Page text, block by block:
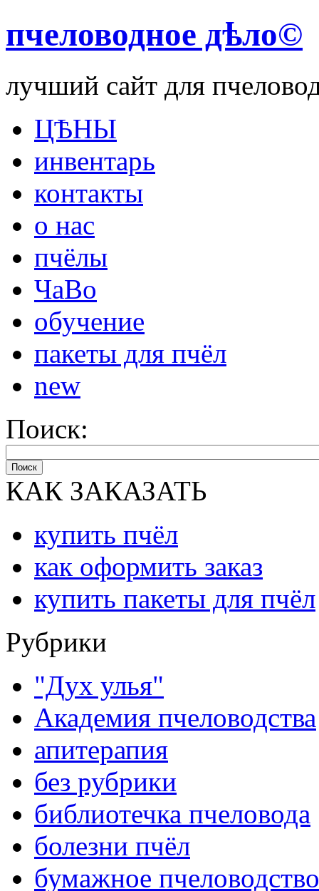
пчеловодное дѣло©
лучший сайт для
ЦѢНЫ
инвентарь
контакты
о нас
пчёлы
ЧаВо
обучение
пакеты для пчёл
new
Поиск:
Поиск
КАК ЗАКАЗАТЬ
купить пчёл
как оформить заказ
купить пакеты для пчёл
Рубрики
"Дух улья"
Академия пчеловодства
апитерапия
без рубрики
библиотечка пчеловода
болезни пчёл
бумажное пчеловодство